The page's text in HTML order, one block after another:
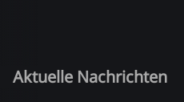
Aktuelle Nachrichten